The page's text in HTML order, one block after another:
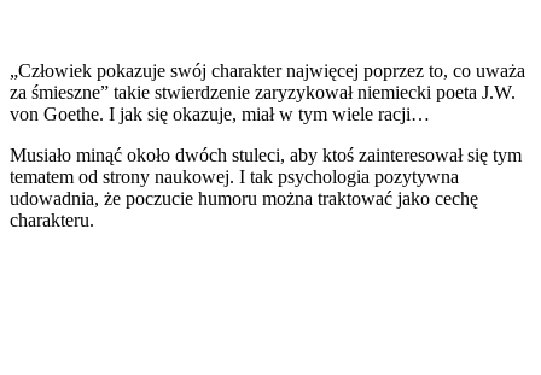
„Człowiek pokazuje swój charakter najwięcej poprzez to, co uważa
za śmieszne” takie stwierdzenie zaryzykował niemiecki poeta J.W.
von Goethe. I jak się okazuje, miał w tym wiele racji…
Musiało minąć około dwóch stuleci, aby ktoś zainteresował się tym
tematem od strony naukowej. I tak psychologia pozytywna
udowadnia, że poczucie humoru można traktować jako cechę
charakteru.